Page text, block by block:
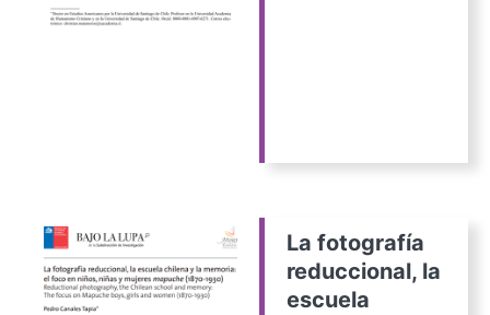
La fotografía
reduccional, la
escuela